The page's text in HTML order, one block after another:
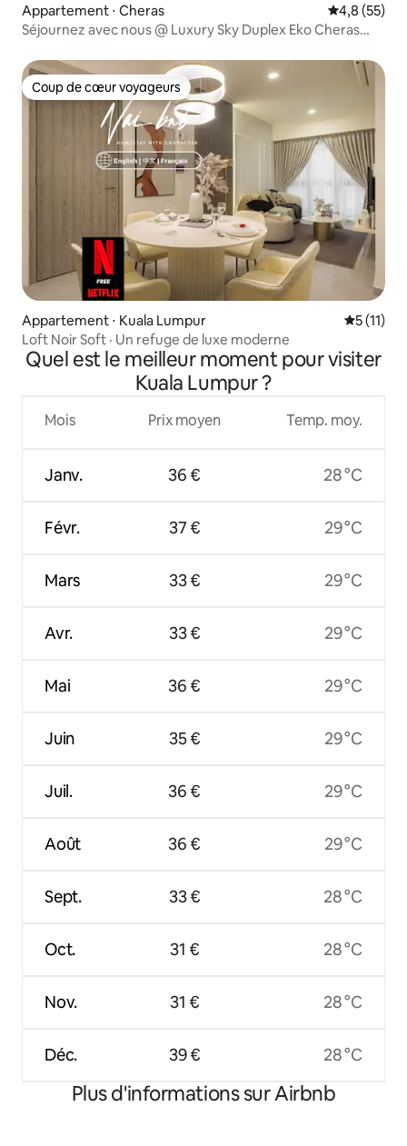
Appartement ⋅ Cheras Évaluation
4,8 (55)
Séjournez avec nous @ Luxury Sky Duplex Eko Cheras
Coup de cœur voyageurs
Coup de cœur voyageurs
Appartement ⋅ Kuala Lumpur
5 (11)
Loft Noir Soft · Un refuge de luxe moderne
Quel est le meilleur moment pour visiter
Kuala Lumpur ?
Mois
Janv.
Févr.
Mars
Avr.
Mai
Juin
Juil.
Août
Sept.
Oct.
Nov.
Déc.
Prix moyen
36 €
37 €
33 €
33 €
36 €
35 €
36 €
36 €
33 €
31 €
31 €
39 €
Temp. moy.
28 °C
29 °C
29 °C
29 °C
29 °C
29 °C
29 °C
29 °C
28 °C
28 °C
28 °C
28 °C
Plus d'informations sur Airbnb